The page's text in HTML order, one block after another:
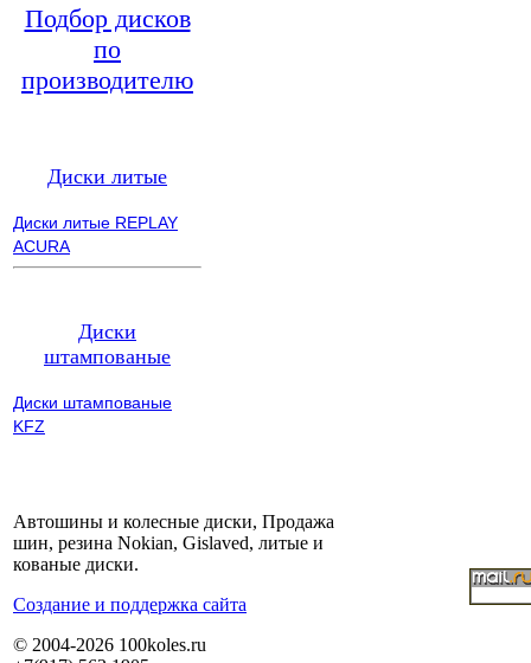
Подбор дисков
по
производителю
Диски литые
Диски литые REPLAY
ACURA
Диски
штампованые
Диски штампованые
KFZ
Автошины и колесные диски, Продажа
шин, резина Nokian, Gislaved, литые и
кованые диски.
Cоздание и поддержка сайта
© 2004-2026 100koles.ru